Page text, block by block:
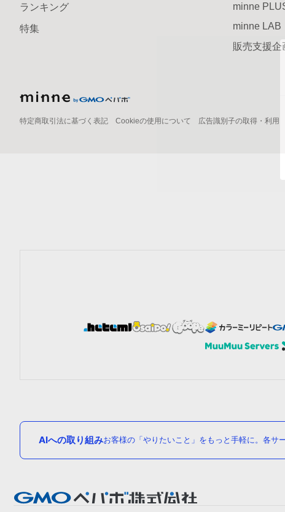
ランキング
特集
minne
minne LAB
販売支援企
特定商取引法に基づく表記 Cookieの使用について 広告識別子の取得・利用
AIへの取り組みお客様の「やりたいこと」をもっと手軽に。各サ